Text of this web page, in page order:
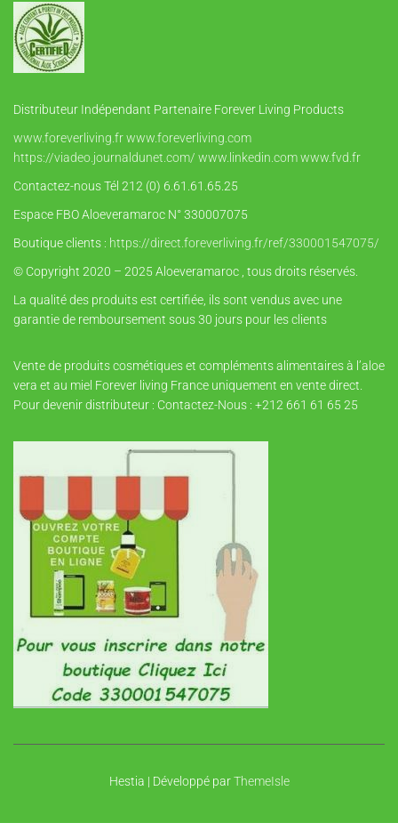
Distributeur Indépendant Partenaire Forever Living Products
www.foreverliving.frwww.foreverliving.com
https://viadeo.journaldunet.com/ www.linkedin.comwww.fvd.fr
Contactez-nous Tél 212 (0) 6.61.61.65.25
Espace FBO Aloeveramaroc N° 330007075
Boutique clients : https://direct.foreverliving.fr/ref/330001547075/
© Copyright 2020 – 2025 Aloeveramaroc , tous droits réservés.
La qualité des produits est certifiée, ils sont vendus avec une
garantie de remboursement sous 30 jours pour les clients
Vente de produits cosmétiques et compléments alimentaires à l’aloe
vera et au miel Forever living France uniquement en vente direct.
Pour devenir distributeur : Contactez-Nous : +212 661 61 65 25
Hestia | Développé parThemeIsle